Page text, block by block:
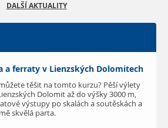
DALŠÍ AKTUALITY
a ferraty v Lienzských Dolomitech
těšit na tomto kurzu? Pěší výlety
Dolomit až do výšky 3000 m,
výstupy po skalách a soutěskách a
skvělá parta.